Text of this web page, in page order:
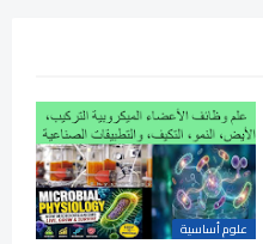
علوم أساسية